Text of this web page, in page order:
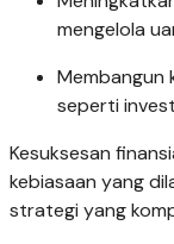
mengelola
Membangun
seperti
Kesuksesan
kebiasaan yang
strategi yang